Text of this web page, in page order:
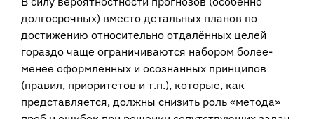
долгосрочных) вместо детальных планов по
достижению относительно отдалённых целей
гораздо чаще ограничиваются набором более-
менее оформленных и осознанных принципов
(правил, приоритетов и т.п.), которые, как
представляется, должны снизить роль «метода»